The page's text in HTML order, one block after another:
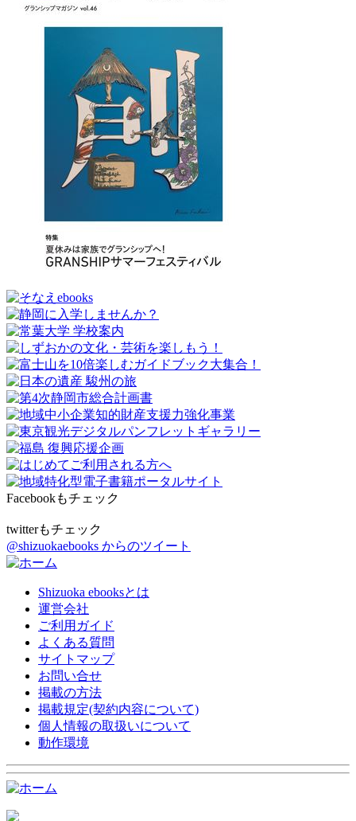
Facebookもチェック
twitterもチェック
@shizuokaebooks からのツイート
Shizuoka ebooksとは
運営会社
ご利用ガイド
よくある質問
サイトマップ
お問い合せ
掲載の方法
掲載規定(契約内容について)
個人情報の取扱いについて
動作環境